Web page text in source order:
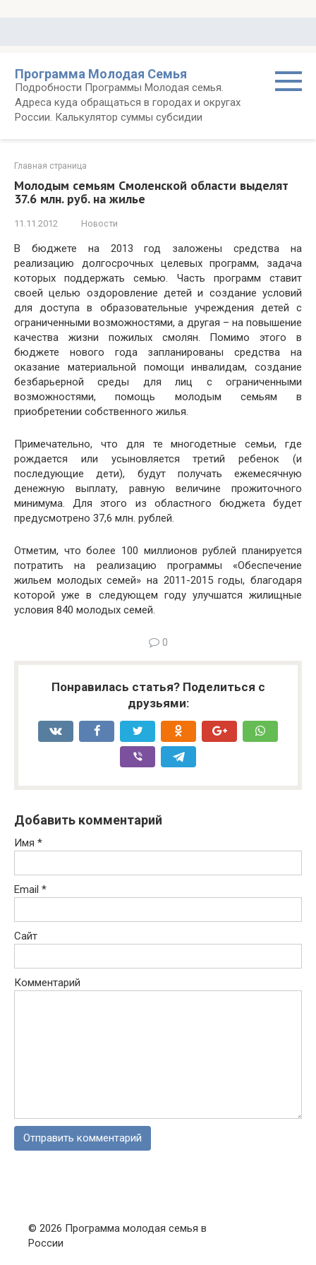
Программа Молодая Семья
Подробности Программы Молодая семья.
Адреса куда обращаться в городах и округах
России. Калькулятор суммы субсидии
Главная страница
Молодым семьям Смоленской области выделят
37.6 млн. руб. на жилье
11.11.2012 Новости
В бюджете на 2013 год заложены средства на
реализацию долгосрочных целевых программ, задача
которых поддержать семью. Часть программ ставит
своей целью оздоровление детей и создание условий
для доступа в образовательные учреждения детей с
ограниченными возможностями, а другая – на повышение
качества жизни пожилых смолян. Помимо этого в
бюджете нового года запланированы средства на
оказание материальной помощи инвалидам, создание
безбарьерной среды для лиц с ограниченными
возможностями, помощь молодым семьям в
приобретении собственного жилья.
Примечательно, что для те многодетные семьи, где
рождается или усыновляется третий ребенок (и
последующие дети), будут получать ежемесячную
денежную выплату, равную величине прожиточного
минимума. Для этого из областного бюджета будет
предусмотрено 37,6 млн. рублей.
Отметим, что более 100 миллионов рублей планируется
потратить на реализацию программы «Обеспечение
жильем молодых семей» на 2011-2015 годы, благодаря
которой уже в следующем году улучшатся жилищные
условия 840 молодых семей.
0
Понравилась статья? Поделиться с
друзьями:
Добавить комментарий
Имя *
Email *
Сайт
Комментарий
© 2026 Программа молодая семья в
России